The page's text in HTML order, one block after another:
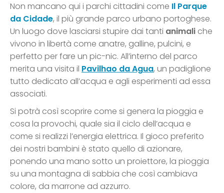
Non mancano qui i parchi cittadini come Il Parque
da Cidade, il più grande parco urbano portoghese.
Un luogo dove lasciarsi stupire dai tanti animali che
vivono in libertà come anatre, galline, pulcini, e
perfetto per fare un pic-nic. All’interno del parco
merita una visita il Pavilhao da Agua, un padiglione
tutto dedicato all’acqua e agli esperimenti ad essa
associati.
Si potrà così scoprire come si genera la pioggia e
cosa la provochi, quale sia il ciclo dell’acqua e
come si realizzi l’energia elettrica. Il gioco preferito
dei nostri bambini è stato quello di azionare,
ponendo una mano sotto un proiettore, la pioggia
su una montagna di sabbia che così cambiava
colore, da marrone ad azzurro.